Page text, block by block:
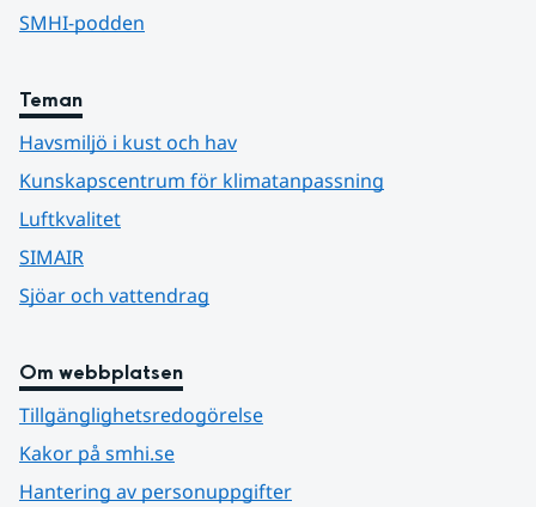
SMHI-podden
Teman
Havsmiljö i kust och hav
Kunskapscentrum för klimatanpassning
Luftkvalitet
SIMAIR
Sjöar och vattendrag
Om webbplatsen
Tillgänglighetsredogörelse
Kakor på smhi.se
Hantering av personuppgifter